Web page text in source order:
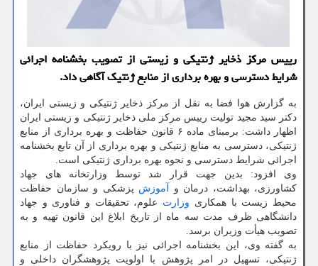
رییس مرکز ذخایر ژنتیکی و زیستی از تصویب بخشنامه اجرائی
شرایط دسترسی و بهره برداری از منابع ژنتیک آگاهی داد.
به گزارش هوا فضا به نقل از مرکز ذخایر ژنتیکی و زیستی ایران،
دکتر سید مجید تولیت رییس مرکز ملی ذخایر ژنتیکی و زیستی ایران
اظهار داشت: برمبنای ماده ۶ قانون حفاظت و بهره برداری از منابع
ژنتیکی، دسترسی به منابع ژنتیکی و بهره برداری از آن تابع بخشنامه
اجرائی شرایط دسترسی و نحوه بهره برداری ژنتیکی است.
وی افزود: بدین جهت قرار شد توسط وزارتخانه های جهاد
کشاورزی، بهداشت، درمان و
آموزش پزشکی و سازمان حفاظت
محیط زیست با همکاری وزارت علوم، تحقیقات و فناوری و جهاد
دانشگاهی ظرف مدت سه ماه از تاریخ ابلاغ این قانون تهیه و به
تصویب هیأت وزیران برسد.
به گفته وی، این بخشنامه اجرائی نیز با رویکرد حفاظت از منابع
ژنتیکی، تسهیل در امر پژوهش با اولویت پژوهشگران داخلی و